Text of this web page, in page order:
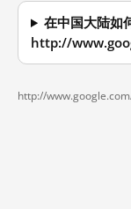
在中国大陆如
http://
http://